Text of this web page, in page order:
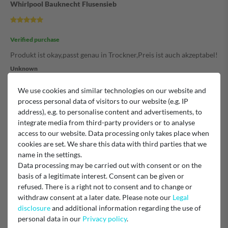
Whirlpool Bauknecht Flusensieb
Verified purchase
Produkt ist okay,passt genau in Trockner,Preis ist auch akzeptabel!
Unknown
Skippy
Verified purchase
Alles perfekt. Schnelle Lieferung. Tipp top.
Unknown
Super
Verified purchase
We use cookies and similar technologies on our website and
process personal data of visitors to our website (e.g. IP
address), e.g. to personalise content and advertisements, to
integrate media from third-party providers or to analyse
access to our website. Data processing only takes place when
cookies are set. We share this data with third parties that we
name in the settings.
Data processing may be carried out with consent or on the
basis of a legitimate interest. Consent can be given or
refused. There is a right not to consent and to change or
withdraw consent at a later date. Please note our Legal
disclosureand additional information regarding the use of
personal data in our Privacy policy.